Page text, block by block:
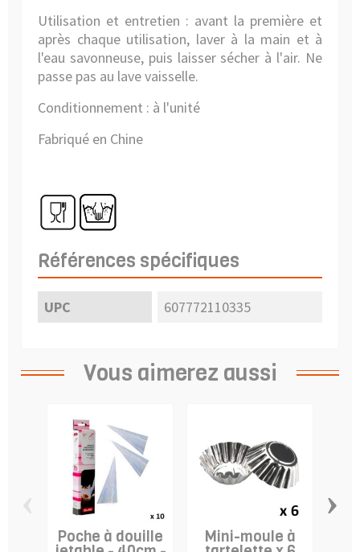
Utilisation et entretien : avant la première et
après chaque utilisation, laver à la main et à
l'eau savonneuse, puis laisser sécher à l'air. Ne
passe pas au lave vaisselle.
Conditionnement : à l'unité
Fabriqué en Chine
Références spécifiques
UPC 607772110335
Vous aimerez aussi
Poche à douille Mini-moule à
›